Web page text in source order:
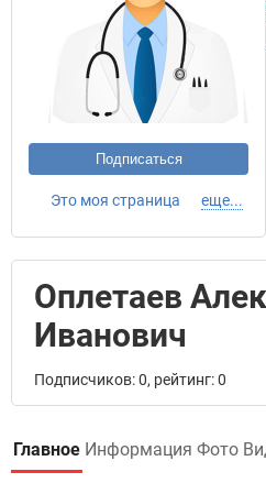
Подписаться
Это моя страница еще...
Оплетаев
Иванович
Подписчиков: 0, рейтинг: 0
Главное Информация Фото